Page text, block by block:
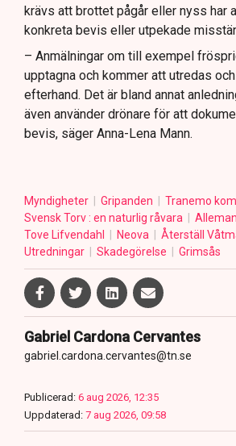
krävs att brottet pågår eller nyss har
konkreta bevis eller utpekade
– Anmälningar om till exempel
upptagna och kommer att utredas
efterhand. Det är bland annat
även använder drönare för att
bevis, säger Anna-Lena Mann.
Myndigheter Gripanden Tranemo
Svensk Torv : en naturlig råvara
Tove Lifvendahl
Neova Återställ
Utredningar
Skadegörelse Grimsås
Gabriel Cardona Cervantes
gabriel.cardona.cervantes@tn.se
Publicerad: 6 aug 2026, 12:35
Uppdaterad: 7 aug 2026, 09:58